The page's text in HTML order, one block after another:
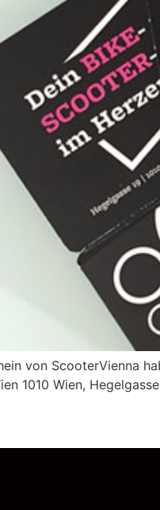
von ScooterVienna
1010 Wien,